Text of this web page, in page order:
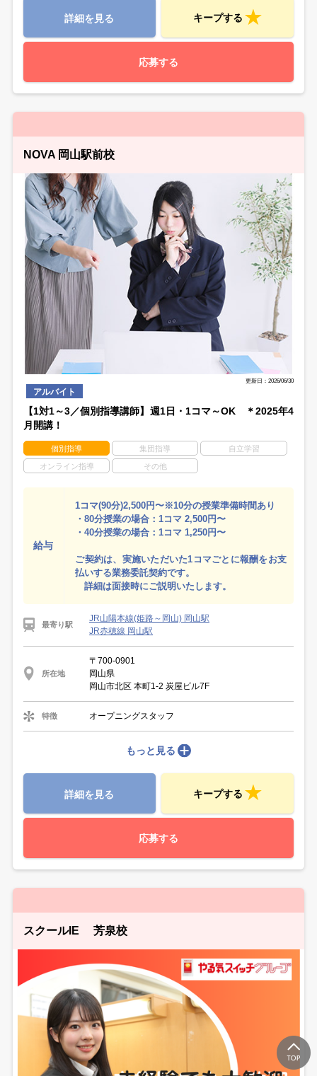
詳細を見る キープする
応募する
NOVA 岡山駅前校
更新日：2026/06/30
アルバイト
【1対1～3／個別指導講師】週1日・1コマ～OK ＊2025年4
月開講！
個別指導 集団指導 自立学習
オンライン指導 その他
給与
1コマ(90分)2,500円〜※10分の授業準備時間あり
・80分授業の場合：1コマ 2,500円〜
・40分授業の場合：1コマ 1,250円〜
ご契約は、実施いただいた1コマごとに報酬をお支
払いする業務委託契約です。
詳細は面接時にご説明いたします。
最寄り駅
JR山陽本線(姫路～岡山) 岡山駅
JR赤穂線 岡山駅
所在地
〒700-0901
岡山県
岡山市北区 本町1-2 炭屋ビル7F
特徴 オープニングスタッフ
もっと見る
詳細を見る キープする
応募する
スクールIE 芳泉校